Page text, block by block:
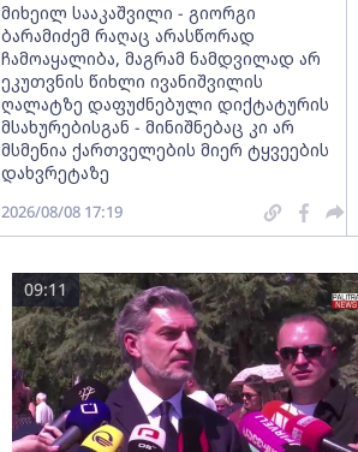
მიხეილ სააკაშვილი - გიორგი
ბარამიძემ რაღაც არასწორად
ჩამოაყალიბა, მაგრამ ნამდვილად არ
ეკუთვნის წიხლი ივანიშვილის
ღალატზე დაფუძნებული დიქტატურის
მსახურებისგან - მინიშნებაც კი არ
მსმენია ქართველების მიერ ტყვეების
დახვრეტაზე
2026/08/08 17:19
09:11